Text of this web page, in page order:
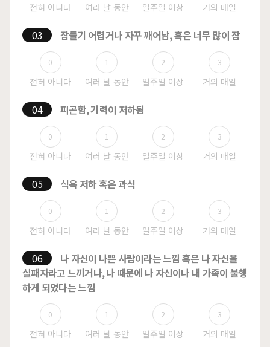
03 잠들기 어렵거나 자꾸 깨어남, 혹은 너무 많이 잠
0 1 2 3
04 피곤함, 기력이 저하됨
0 1 2 3
05 식욕 저하 혹은 과식
0 1 2 3
06
나 자신이 나쁜 사람이라는 느낌 혹은 나 자신을
실패자라고느끼거나, 나 때문에 나 자신이나 내 가족이 불행
하게 되었다는 느낌
0 1 2 3